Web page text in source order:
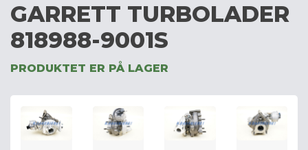
GARRETT TURBOLADER
818988-9001S
PRODUKTET ER PÅ LAGER